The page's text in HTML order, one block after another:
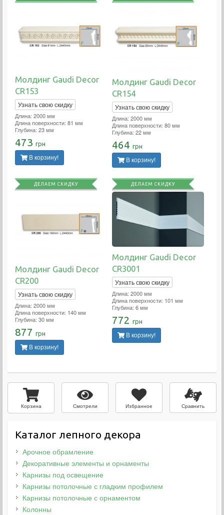
Молдинг Gaudi Decor
CR153
Узнать свою скидку
Длина: 2000 мм
Длина поверхности: 81 мм
Глубина: 23 мм
473 грн
В корзину!
Молдинг Gaudi Decor
CR154
Узнать свою скидку
Длина: 2000 мм
Длина поверхности: 80 мм
Глубина: 22 мм
464 грн
В корзину!
ДЕЛАЕМ СКИДКУ
Молдинг Gaudi Decor
CR200
Узнать свою скидку
Длина: 2000 мм
Длина поверхности: 140 мм
Глубина: 30 мм
877 грн
В корзину!
ДЕЛАЕМ СКИДКУ
Молдинг Gaudi Decor
CR3001
Узнать свою скидку
Длина: 2000 мм
Длина поверхности: 101 мм
Глубина: 6 мм
772 грн
В корзину!
Корзина Смотрели Избранное Сравнить
Каталог лепного декора
Арочное обрамление
Декоративные элементы и орнаменты
Карнизы под освещение
Карнизы потолочные с гладким профилем
Карнизы потолочные с орнаментом
Колонны